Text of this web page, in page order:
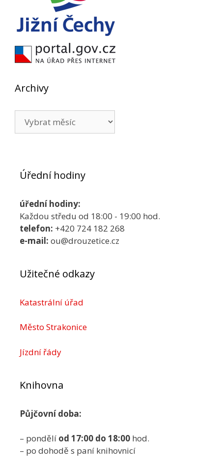
Archivy
Úřední hodiny
úřední hodiny:
Každou středu od 18:00 - 19:00 hod.
telefon: +420 724 182 268
e-mail: ou@drouzetice.cz
Užitečné odkazy
Katastrální úřad
Město Strakonice
Jízdní řády
Knihovna
Půjčovní doba:
– pondělí od 17:00 do 18:00 hod.
– po dohodě s paní knihovnicí